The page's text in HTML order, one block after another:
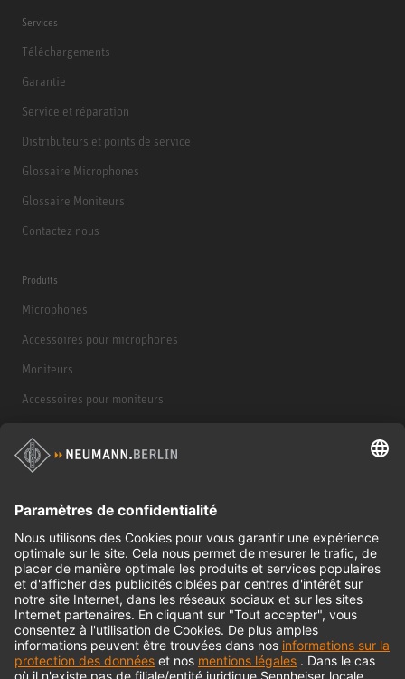
Services
Téléchargements
Garantie
Service et réparation
Distributeurs et points de service
Glossaire Microphones
Glossaire Moniteurs
Contactez nous
Produits
Microphones
Accessoires pour microphones
Moniteurs
Accessoires pour moniteurs
Produits historiques